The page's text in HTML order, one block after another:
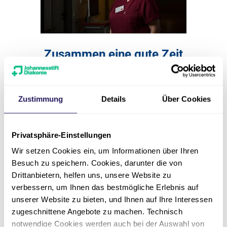
Zustimmung Details Über Cookies
Privatsphäre-Einstellungen
Wir setzen Cookies ein, um Informationen über Ihren
Besuch zu speichern. Cookies, darunter die von
Drittanbietern, helfen uns, unsere Website zu
verbessern, um Ihnen das bestmögliche Erlebnis auf
unserer Website zu bieten, und Ihnen auf Ihre Interessen
zugeschnittene Angebote zu machen. Technisch
notwendige Cookies werden auch bei der Auswahl von
Zusammen eine gute Zeit
haben
Reinigung/Service/Sterilisation
Zur Story
17.03.2020
Weitere Stories